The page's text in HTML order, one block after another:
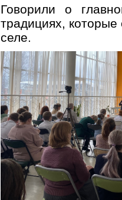
Говорили о
традициях,
селе.